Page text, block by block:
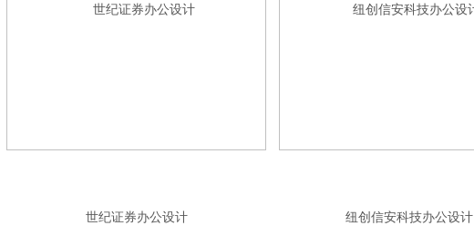
世纪证券办公设计 纽创信安科技办公设计